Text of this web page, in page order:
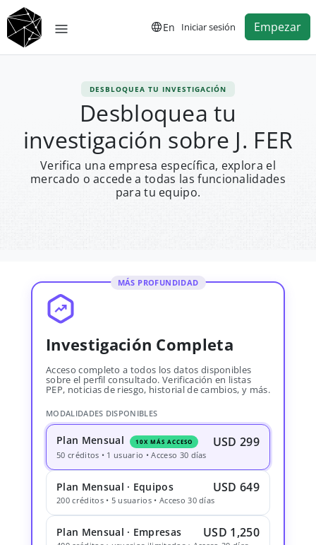
En Iniciar sesión Empezar
DESBLOQUEA TU INVESTIGACIÓN
Desbloquea tu
investigación sobre J. FER
Verifica una empresa específica, explora el
mercado o accede a todas las funcionalidades
para tu equipo.
MÁS PROFUNDIDAD
Investigación Completa
Acceso completo a todos los datos disponibles
sobre el perfil consultado. Verificación en listas
PEP, noticias de riesgo, historial de cambios, y más.
MODALIDADES DISPONIBLES
Plan Mensual 10X MÁS ACCESO USD 299
50 créditos • 1 usuario • Acceso 30 días
Plan Mensual · Equipos USD 649
200 créditos • 5 usuarios • Acceso 30 días
Plan Mensual · Empresas USD 1,250